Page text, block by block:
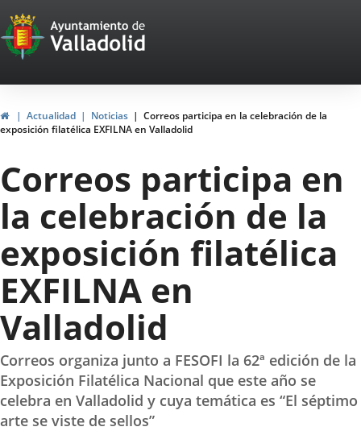
Portal
Web
del
Ayuntamiento
de
Valladolid
InicioActualidad Noticias
Correos participa en la celebración de la
exposición filatélica EXFILNA en Valladolid
Correos participa en
la celebración de la
exposición filatélica
EXFILNA en
Valladolid
Correos organiza junto a FESOFI la 62ª edición de la
Exposición Filatélica Nacional que este año se
celebra en Valladolid y cuya temática es “El séptimo
arte se viste de sellos”